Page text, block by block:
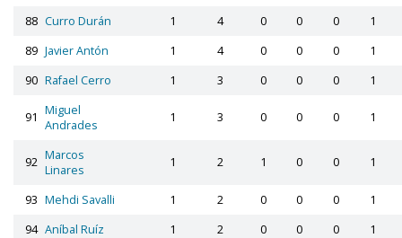
88 Curro Durán 1 4 0 0 0
1
89 Javier Antón 1 4 0 0 0
1
90 Rafael Cerro 1 3 0 0 0 1
91 Miguel
Andrades
1 3 0 0 0 1
92 Marcos
Linares
1 2 1 0 0 1
93 Mehdi Savalli 1 2 0 0 0
1
94 Aníbal Ruíz 1 2 0 0 0 1